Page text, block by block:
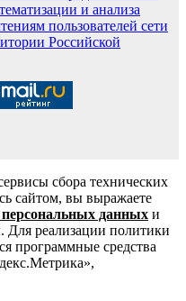
и анализа
пользователей сети
Российской
сбора технических
сайтом, вы выражаете
данных и
реализации политики
программные средства